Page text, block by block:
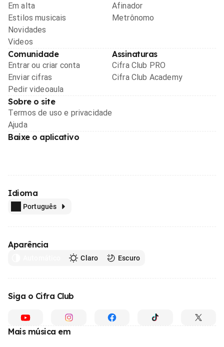
Em alta
Estilos musicais
Novidades
Videos
Afinador
Metrônomo
Comunidade
Entrar ou criar conta
Enviar cifras
Pedir videoaula
Assinaturas
Cifra Club PRO
Cifra Club Academy
Sobre o site
Termos de uso e privacidade
Ajuda
Baixe o aplicativo
Idioma
Português
Aparência
Claro Escuro
Siga o Cifra Club
Mais música em